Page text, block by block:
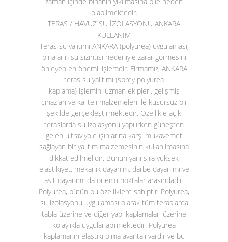
olabilmektedir.
TERAS / HAVUZ SU İZOLASYONU ANKARA
KULLANIM
Teras su yalıtımı ANKARA (polyurea)uygulaması,
binaların su sızıntısı nedeniyle zarar görmesini
önleyen en önemli işlemdir. Firmamız, ANKARA
teras su yalıtımı (sprey polyurea
kaplama)işlemini uzman ekipleri, gelişmiş
cihazları ve kaliteli malzemeleri ile kusursuz bir
şekilde gerçekleştirmektedir. Özellikle açık
teraslarda su izolasyonu yapılırken güneşten
gelen ultraviyole ışınlarına karşı mukavemet
sağlayan bir yalıtım malzemesinin kullanılmasına
dikkat edilmelidir. Bunun yanı sıra yüksek
elastikiyet, mekanik dayanım, darbe dayanımı ve
asit dayanımı da önemli noktalar arasındadır.
Polyurea, bütün bu özelliklere sahiptir. Polyurea,
su izolasyonu uygulaması olarak tüm teraslarda
tabla üzerine ve diğer yapı kaplamaları üzerine
kolaylıkla uygulanabilmektedir. Polyurea
kaplamanın elastiki olma avantajı vardır ve bu